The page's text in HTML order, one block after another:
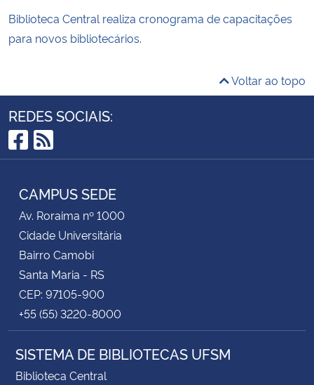
Biblioteca Central realiza cronograma de capacitações
para novos bibliotecários.
Voltar ao topo
REDES SOCIAIS:
Facebook
RSS
CAMPUS SEDE
Av. Roraima nº 1000
Cidade Universitária
Bairro Camobi
Santa Maria - RS
CEP: 97105-900
+55 (55) 3220-8000
SISTEMA DE BIBLIOTECAS UFSM
Biblioteca Central